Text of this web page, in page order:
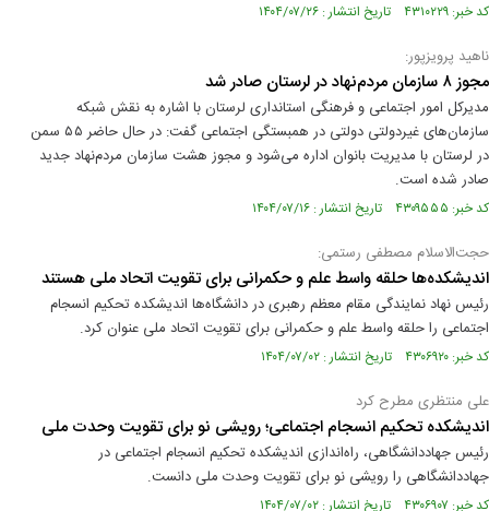
کد خبر: ۴۳۱۰۲۲۹ تاریخ انتشار : ۱۴۰۴/۰۷/۲۶
ناهید پرویزپور:
مجوز ۸ سازمان مردم‌نهاد در لرستان صادر شد
مدیرکل امور اجتماعی و فرهنگی استانداری لرستان با اشاره به نقش شبکه
سازمان‌های غیردولتی دولتی در همبستگی اجتماعی گفت: در حال حاضر ۵۵ سمن
در لرستان با مدیریت بانوان اداره می‌شود و مجوز هشت سازمان مردم‌نهاد جدید
صادر شده است.
کد خبر: ۴۳۰۹۵۵۵ تاریخ انتشار : ۱۴۰۴/۰۷/۱۶
حجت‌الاسلام مصطفی رستمی:
اندیشکده‌ها حلقه واسط علم و حکمرانی برای تقویت اتحاد ملی هستند
رئیس نهاد نمایندگی مقام معظم رهبری در دانشگاه‌ها اندیشکده تحکیم انسجام
اجتماعی را حلقه واسط علم و حکمرانی برای تقویت اتحاد ملی عنوان‌ کرد.
کد خبر: ۴۳۰۶۹۲۰ تاریخ انتشار : ۱۴۰۴/۰۷/۰۲
علی منتظری مطرح کرد
اندیشکده تحکیم انسجام اجتماعی؛ رویشی نو برای تقویت وحدت ملی
رئیس جهاددانشگاهی، راه‌اندازی اندیشکده تحکیم انسجام اجتماعی در
جهاددانشگاهی را رویشی نو برای تقویت وحدت ملی دانست.
کد خبر: ۴۳۰۶۹۰۷ تاریخ انتشار : ۱۴۰۴/۰۷/۰۲